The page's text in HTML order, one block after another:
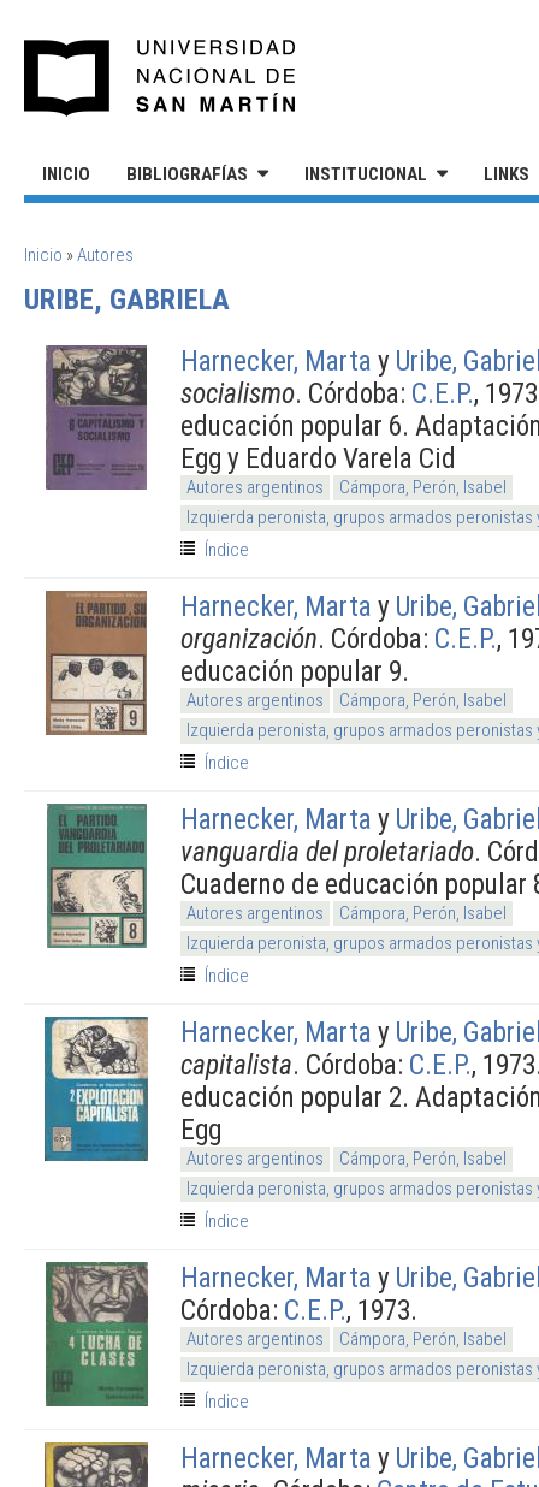
INICIO BIBLIOGRAFÍAS INSTITUCIONAL LINKS
SE ENCUENTRA USTED AQUÍ
Inicio »Autores
URIBE, GABRIELA
Harnecker, Marta y Uribe,
socialismo. Córdoba: C.E.P.,
educación popular 6.
Egg y Eduardo Varela Cid
Autores argentinos
Cámpora, Perón, Isabel
Izquierda peronista, grupos armados
Índice
Harnecker, Marta y Uribe,
organización. Córdoba: C.E.P.,
educación popular 9.
Autores argentinos
Cámpora, Perón, Isabel
Izquierda peronista, grupos armados
Índice
Harnecker, Marta y Uribe,
vanguardia del proletariado.
Cuaderno de educación popular
Autores argentinos
Cámpora, Perón, Isabel
Izquierda peronista, grupos armados
Índice
Harnecker, Marta y Uribe,
capitalista. Córdoba: C.E.P.,
educación popular 2.
Egg
Autores argentinos
Cámpora, Perón, Isabel
Izquierda peronista, grupos armados
Índice
Harnecker, Marta y Uribe,
Córdoba: C.E.P., 1973.
Autores argentinos
Cámpora, Perón, Isabel
Izquierda peronista, grupos armados
Índice
Harnecker, Marta y Uribe,